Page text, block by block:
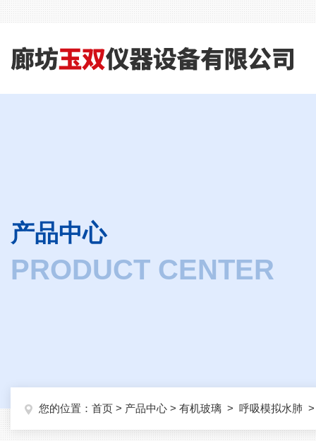
产品中心
PRODUCT CENTER
您的位置： 首页 > 产品中心 > 有机玻璃 > 呼吸模拟水肺